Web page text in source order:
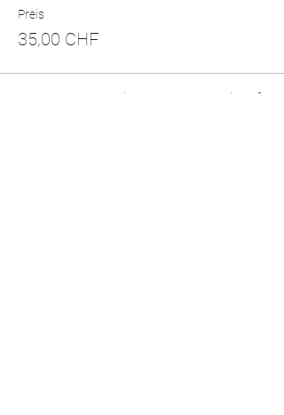
Preis
35,00 CHF
Diese Veranstaltung ist ausverkauft